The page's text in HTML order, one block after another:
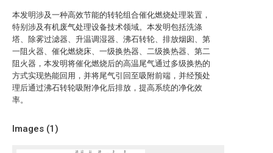
本发明涉及一种高效节能的转轮组合催化燃烧处理装置，
特别涉及有机废气处理设备技术领域。本发明包括洗涤
塔、除雾过滤器、升温调湿器、沸石转轮、排放烟囱、第
一阻火器、催化燃烧床、一级换热器、二级换热器、第二
阻火器，本发明将催化燃烧后的高温尾气通过多级换热的
方式实现热能回用，并将尾气引回至吸附前端，并经预处
理后通过沸石转轮吸附净化后排放，提高系统的净化效
率。
Images (1)